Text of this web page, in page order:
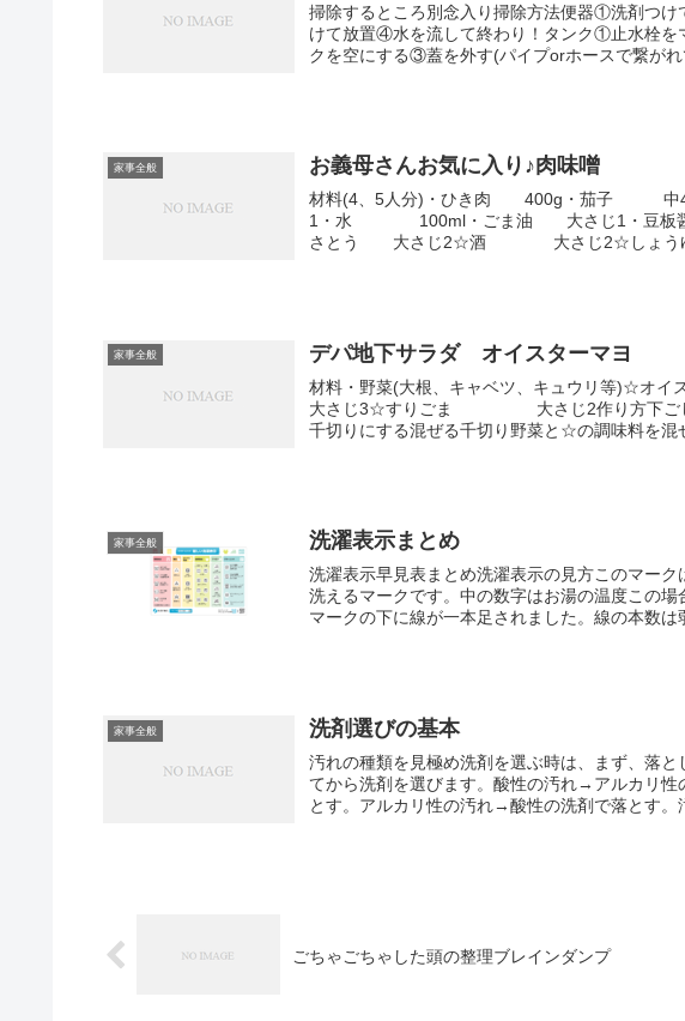
掃除するところ別念入り掃除方法便器①洗剤つ
けて放置④水を流して終わり！タンク①止水栓
クを空にする③蓋を外す(パイプorホースで繋が
家事全般 お義母さんお気に入り♪肉味噌
材料(4、5人分)・ひき肉 400g・茄子 中4
1・水 100ml・ごま油 大さじ1・豆
さとう 大さじ2☆酒 大さじ2☆しょう
家事全般 デパ地下サラダ オイスターマヨ
材料・野菜(大根、キャベツ、キュウリ等
大さじ3☆すりごま 大さじ2作り方下ごし
千切りにする混ぜる千切り野菜と☆の調味料を混
家事全般 洗濯表示まとめ
洗濯表示早見表まとめ洗濯表示の見方このマー
洗えるマークです。中の数字はお湯の温度この
マークの下に線が一本足されました。線の本数
家事全般 洗剤選びの基本
汚れの種類を見極め洗剤を選ぶ時は、まず、落
てから洗剤を選びます。酸性の汚れ→アルカリ
とす。アルカリ性の汚れ→酸性の洗剤で落とす。
ごちゃごちゃした頭の整理ブレインダンプ